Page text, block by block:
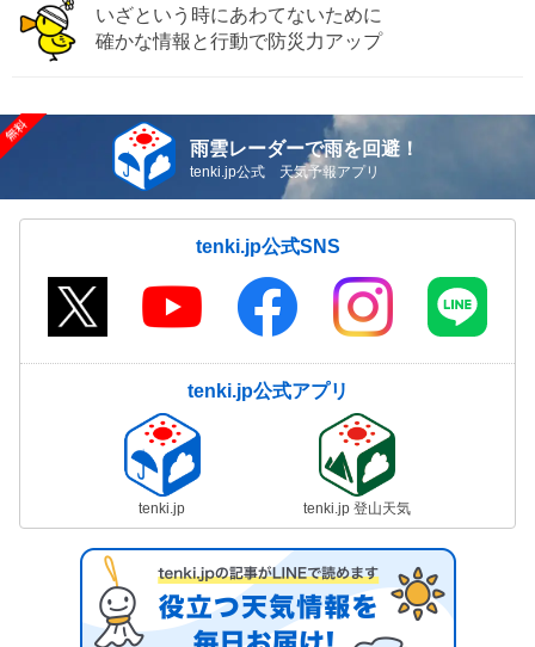
いざという時にあわてないために
確かな情報と行動で防災力アップ
雨雲レーダーで雨を回避！
tenki.jp公式 天気予報アプリ
tenki.jp公式SNS
tenki.jp公式アプリ
tenki.jp tenki.jp 登山天気